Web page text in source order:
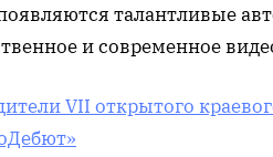
талантливые
и современное
VII открытого